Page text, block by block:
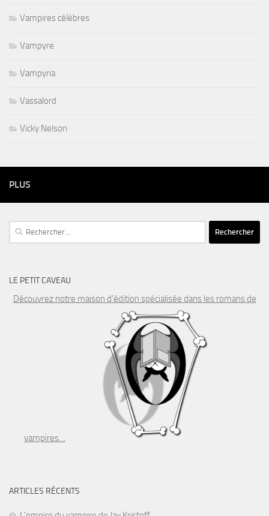
Vampires célèbres
Vampyre
Vampyria
Vassalord
Vicky Nelson
PLUS
Rechercher :
LE PETIT CAVEAU
Découvrez notre maison d’édition spécialisée dans les romans de
vampires…
ARTICLES RÉCENTS